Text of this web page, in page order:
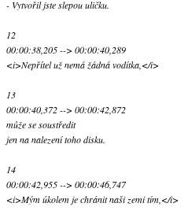
- Vytvořil jste slepou uličku.
12
00:00:38,205 --> 00:00:40,289
<i>Nepřítel už nemá žádná vodítka,</i>
13
00:00:40,372 --> 00:00:42,872
může se soustředit
jen na nalezení toho disku.
14
00:00:42,955 --> 00:00:46,747
<i>Mým úkolem je chránit naši zemi tím,</i>